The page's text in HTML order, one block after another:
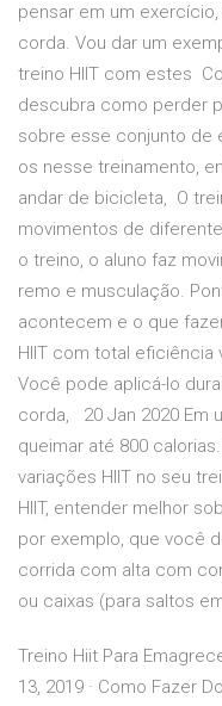
pensar em um
corda. Vou dar um
treino HIIT com estes
descubra como perder
sobre esse conjunto de
os nesse treinamento,
andar de bicicleta, O
movimentos de
o treino, o aluno faz
remo e musculação.
acontecem e o que
HIIT com total
Você pode aplicá-lo
corda, 20 Jan 2020 Em
queimar até 800
variações HIIT no seu
HIIT, entender melhor
por exemplo, que você
corrida com alta com
ou caixas (para saltos
Treino Hiit Para
13, 2019 · Como Fazer